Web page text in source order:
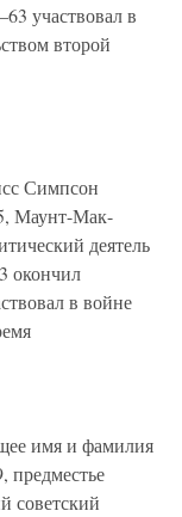
участвовал в
второй
Симпсон
Маунт-Мак-
деятель
окончил
в войне
имя и фамилия
предместье
советский